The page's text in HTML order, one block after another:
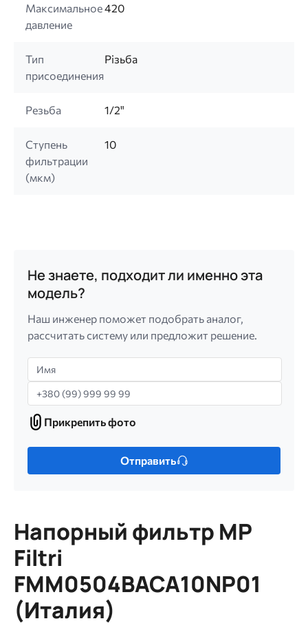
Максимальное
давление
420
Тип
присоединения
Різьба
Резьба 1/2"
Ступень
фильтрации
(мкм)
10
Не знаете, подходит ли именно эта
модель?
Наш инженер поможет подобрать аналог,
рассчитать систему или предложит решение.
Имя
Телефон
Прикрепить
фото
Прикрепить фото
Только
МБ.
Допустимые
типы:
gif
jpg
jpeg
Отправить
Напорный фильтр MP
Filtri
FMM0504BACA10NP01
(Италия)